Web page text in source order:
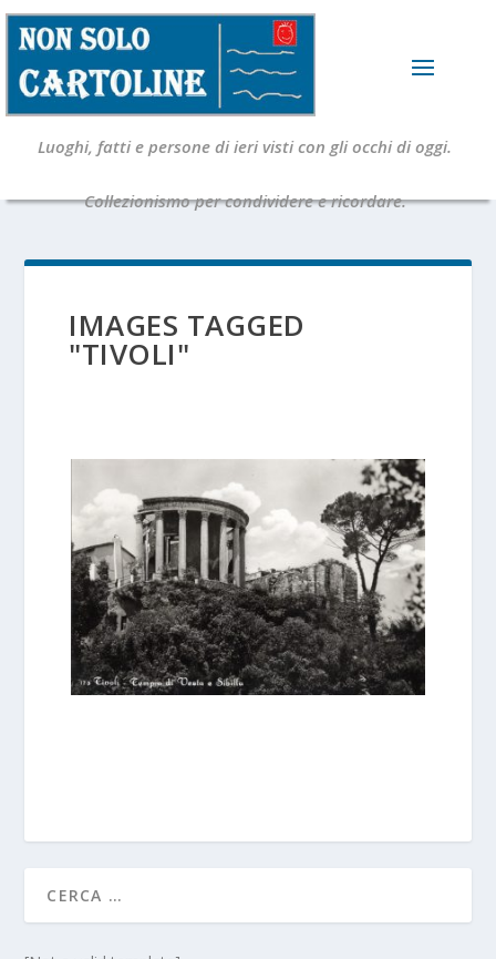
Luoghi, fatti e persone di ieri visti con gli occhi di oggi.
Collezionismo per condividere e ricordare.
IMAGES TAGGED
"TIVOLI"